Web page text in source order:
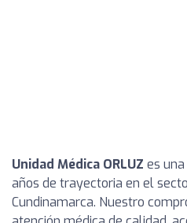
Unidad Médica ORLUZ es
años de trayectoria en el
Cundinamarca. Nuestro